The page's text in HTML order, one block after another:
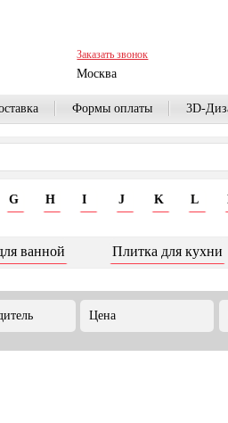
Заказать звонок
Москва
Формы оплаты 3D-
G H I J K L
ванной Плитка для кухни
Цена